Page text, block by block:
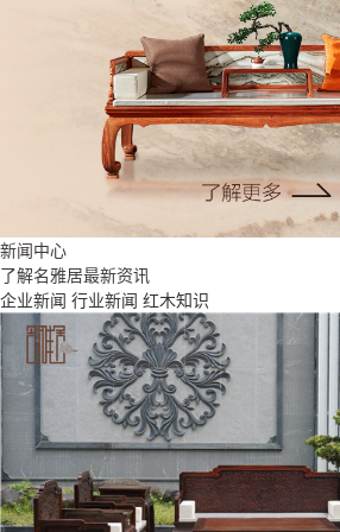
新闻中心
了解名雅居最新资讯
企业新闻 行业新闻 红木知识